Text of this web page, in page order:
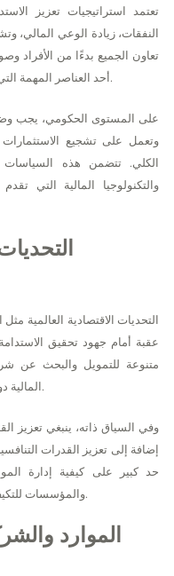
تعتمد استراتيجيات تعزيز
النفقات، زيادة الوعي المالي،
تعاون الجميع بدءًا من الأفراد
أحد العناصر المهمة التي يجب تعزيزها عبر التعليم والتدريب المستمر.
على المستوى الحكومي، يجب
وتعمل على تشجيع الاستثمارات
الكلي. تتضمن هذه السياسات
والتكنولوجيا المالية التي
التحديات الاقتصادية العالمية
عقبة أمام جهود تحقيق
متنوعة للتمويل والبحث عن
المالية دون التأثير سلبًا على أهداف التنمية المستدامة.
وفي السياق ذاته، ينبغي تعزيز
إضافة إلى تعزيز القدرات
حد كبير على كيفية إدارة
والمؤسسات للتكيف مع العوامل والمتغيرات الاقتصادية الجديدة.
الموارد